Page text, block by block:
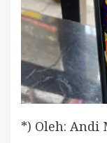
*) Oleh: Andi